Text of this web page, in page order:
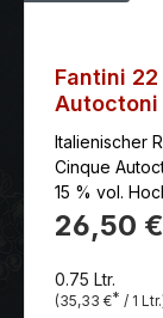
Fantini
Autoctoni
Italienischer
Cinque
15 % vol.
sehr lang
26,50 €
0.75 Ltr.
(35,33 €* / 1